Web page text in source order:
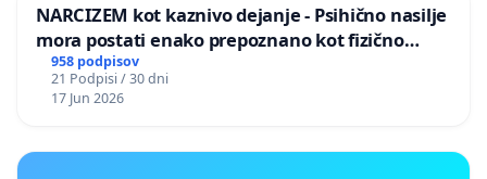
NARCIZEM kot kaznivo dejanje - Psihično nasilje
mora postati enako prepoznano kot fizično
nasilje
958 podpisov
21 Podpisi / 30 dni
17 Jun 2026